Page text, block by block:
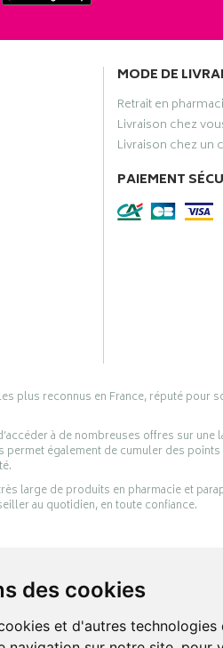
des cookies
et d'autres
MODE DE
Retrait en
Livraison chez
Livraison chez un
PAIEMENT
plus reconnus en France, réputé pour
à de nombreuses offres sur une
également de cumuler des
large de produits en pharmacie et
au quotidien, en toute confiance.